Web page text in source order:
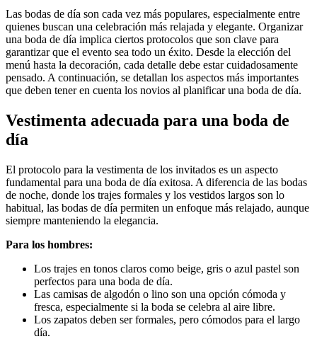
Las bodas de día son cada vez más populares, especialmente entre
quienes buscan una celebración más relajada y elegante. Organizar
una boda de día implica ciertos protocolos que son clave para
garantizar que el evento sea todo un éxito. Desde la elección del
menú hasta la decoración, cada detalle debe estar cuidadosamente
pensado. A continuación, se detallan los aspectos más importantes
que deben tener en cuenta los novios al planificar una boda de día.
Vestimenta adecuada para una boda de
día
El protocolo para la vestimenta de los invitados es un aspecto
fundamental para una boda de día exitosa. A diferencia de las bodas
de noche, donde los trajes formales y los vestidos largos son lo
habitual, las bodas de día permiten un enfoque más relajado, aunque
siempre manteniendo la elegancia.
Para los hombres:
Los trajes en tonos claros como beige, gris o azul pastel son
perfectos para una boda de día.
Las camisas de algodón o lino son una opción cómoda y
fresca, especialmente si la boda se celebra al aire libre.
Los zapatos deben ser formales, pero cómodos para el largo
día.